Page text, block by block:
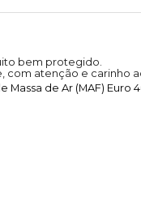
bem protegido.
atenção e carinho
Massa de Ar (MAF) Euro